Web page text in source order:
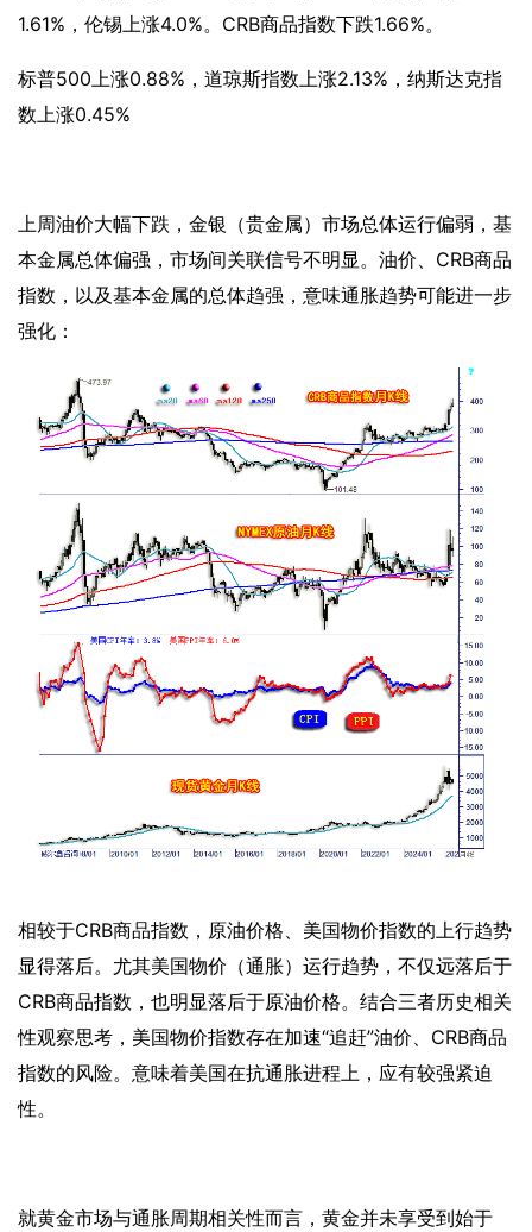
1.61%，伦锡上涨4.0%。CRB商品指数下跌1.66%。
标普500上涨0.88%，道琼斯指数上涨2.13%，纳斯达克指
数上涨0.45%
上周油价大幅下跌，金银（贵金属）市场总体运行偏弱，基
本金属总体偏强，市场间关联信号不明显。油价、 CRB商品
指数，以及基本金属的总体趋强，意味通胀趋势可能进一步
强化：
相较于CRB商品指数，原油价格、美国物价指数的上行趋势
显得落后。尤其美国物价（通胀）运行趋势，不仅远落后于
CRB商品指数，也明显落后于原油价格。结合三者历史相关
性观察思考，美国物价指数存在加速“追赶”油价、CRB商品
指数的风险。意味着美国在抗通胀进程上，应有较强紧迫
性。
就黄金市场与通胀周期相关性而言，黄金并未享受到始于